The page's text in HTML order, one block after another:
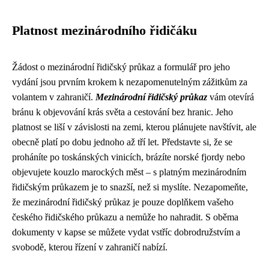
Platnost mezinárodního řidičáku
Žádost o mezinárodní řidičský průkaz a formulář pro jeho
vydání jsou prvním krokem k nezapomenutelným zážitkům za
volantem v zahraničí. Mezinárodní řidičský průkaz vám otevírá
bránu k objevování krás světa a cestování bez hranic. Jeho
platnost se liší v závislosti na zemi, kterou plánujete navštívit, ale
obecně platí po dobu jednoho až tří let. Představte si, že se
proháníte po toskánských vinicích, brázíte norské fjordy nebo
objevujete kouzlo marockých měst – s platným mezinárodním
řidičským průkazem je to snazší, než si myslíte. Nezapomeňte,
že mezinárodní řidičský průkaz je pouze doplňkem vašeho
českého řidičského průkazu a nemůže ho nahradit. S oběma
dokumenty v kapse se můžete vydat vstříc dobrodružstvím a
svobodě, kterou řízení v zahraničí nabízí.